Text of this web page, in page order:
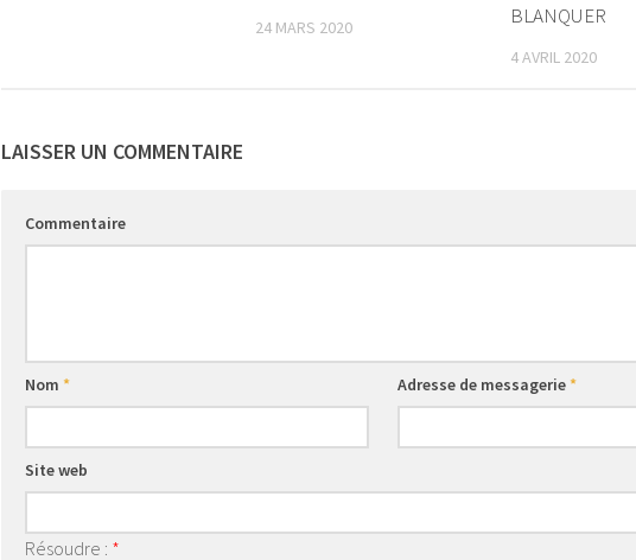
24 MARS 2020
BLANQUER
4 AVRIL 2020
LAISSER UN COMMENTAIRE
Commentaire
Nom * Adresse de messagerie*
Site web
Résoudre : *